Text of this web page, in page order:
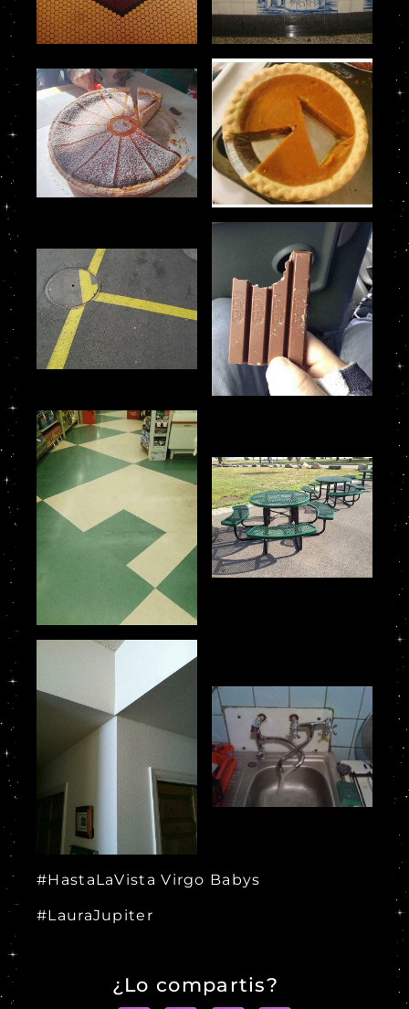
#HastaLaVista Virgo Babys
#LauraJupiter
¿Lo compartis?